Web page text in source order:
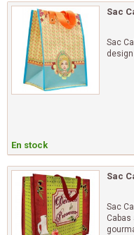
Sac
Sac
En stock
Sac
Sac
Cabas